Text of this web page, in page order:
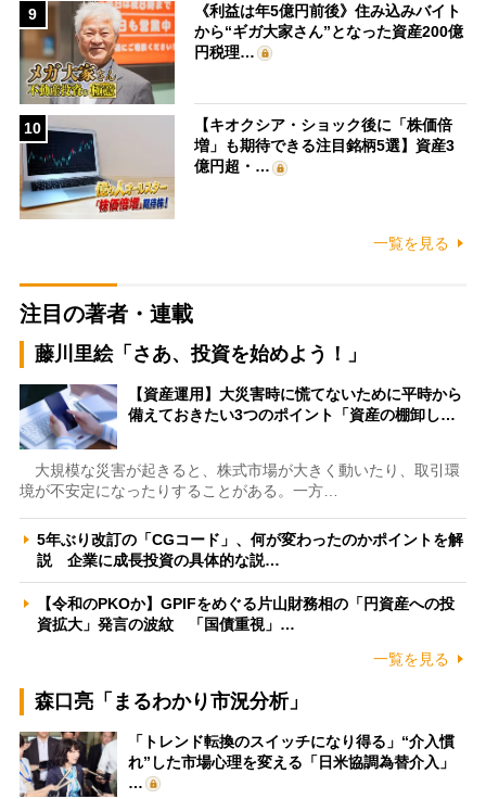
9
《利益は年5億円前後》住み込みバイト
から“ギガ大家さん”となった資産200億
円税理…
10
【キオクシア・ショック後に「株価倍
増」も期待できる注目銘柄5選】資産3
億円超・…
一覧を見る
注目の著者・連載
藤川里絵「さあ、投資を始めよう！」
【資産運用】大災害時に慌てないために平時から
備えておきたい3つのポイント「資産の棚卸し…
大規模な災害が起きると、株式市場が大きく動いたり、取引環
境が不安定になったりすることがある。一方…
5年ぶり改訂の「CGコード」、何が変わったのかポイントを解
説 企業に成長投資の具体的な説…
【令和のPKOか】GPIFをめぐる片山財務相の「円資産への投
資拡大」発言の波紋 「国債重視」…
一覧を見る
森口亮「まるわかり市況分析」
「トレンド転換のスイッチになり得る」“介入慣
れ”した市場心理を変える「日米協調為替介入」
…